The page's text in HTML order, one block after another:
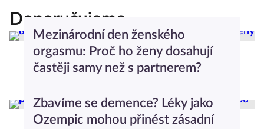
Doporučujeme
Mezinárodní den ženského
orgasmu: Proč ho ženy dosahují
častěji samy než s partnerem?
Zbavíme se demence? Léky jako
Ozempic mohou přinést zásadní